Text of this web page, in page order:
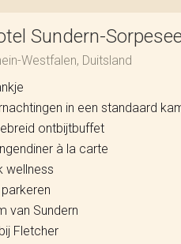
Sundern-Sorpesee
Westfalen, Duitsland
in een standaard
ontbijtbuffet
à la carte
wellness
van Sundern
Fletcher